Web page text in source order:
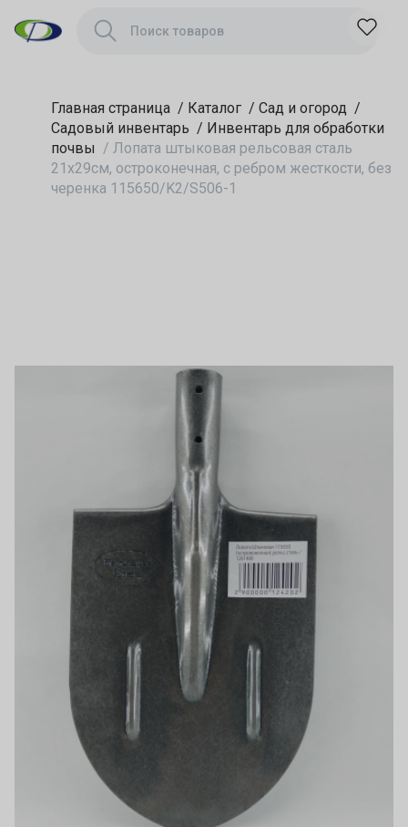
Главная страница / Каталог / Сад и огород /
Садовый инвентарь / Инвентарь для обработки
почвы / Лопата штыковая рельсовая сталь
21х29см, остроконечная, с ребром жесткости, без
черенка 115650/K2/S506-1
без черенка
115650/K2/S506-1